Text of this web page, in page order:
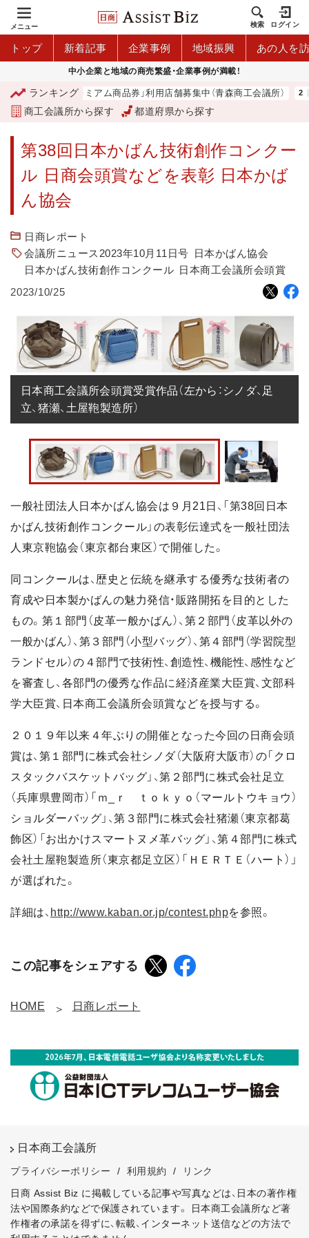
メニュー 検索 ログイン
トップ 新着記事 企業事例 地域振興 あの人を
中小企業と地域の商売繁盛・企業事例が満載！
ランキング
「青森市プレミアム商品券」利用店舗募集中（青森商工会議所）
商工会議所から探す 都道府県から探す
第38回日本かばん技術創作コンクー
ル 日商会頭賞などを表彰 日本かば
ん協会
日商レポート
会議所ニュース2023年10月11日号 日本かばん協会
日本かばん技術創作コンクール 日本商工会議所会頭賞
2023/10/25
日本商工会議所会頭賞受賞作品（左から：シノダ、足
立、猪瀬、土屋鞄製造所）
一般社団法人日本かばん協会は９月21日、「第38回日本
かばん技術創作コンクール」の表彰伝達式を一般社団法
人東京鞄協会（東京都台東区）で開催した。
同コンクールは、歴史と伝統を継承する優秀な技術者の
育成や日本製かばんの魅力発信・販路開拓を目的とした
もの。第１部門（皮革一般かばん）、第２部門（皮革以外の
一般かばん）、第３部門（小型バッグ）、第４部門（学習院型
ランドセル）の４部門で技術性、創造性、機能性、感性など
を審査し、各部門の優秀な作品に経済産業大臣賞、文部科
学大臣賞、日本商工会議所会頭賞などを授与する。
２０１９年以来４年ぶりの開催となった今回の日商会頭
賞は、第１部門に株式会社シノダ（大阪府大阪市）の「クロ
スタックバスケットバッグ」、第２部門に株式会社足立
（兵庫県豊岡市）「ｍ_ｒ ｔｏｋｙｏ（マールトウキョウ）
ショルダーバッグ」、第３部門に株式会社猪瀬（東京都葛
飾区）「お出かけスマートヌメ革バッグ」、第４部門に株式
会社土屋鞄製造所（東京都足立区）「ＨＥＲＴＥ（ハート）」
が選ばれた。
詳細は、 http://www.kaban.or.jp/contest.phpを参照。
この記事をシェアする
HOME 日商レポート
日本商工会議所
プライバシーポリシー / 利用規約 /
リンク
日商 Assist Biz に掲載している記事や写真などは、日本の著作権
法や国際条約などで保護されています。
日本商工会議所など著
作権者の承諾を得ずに、転載、インターネット送信などの方法で